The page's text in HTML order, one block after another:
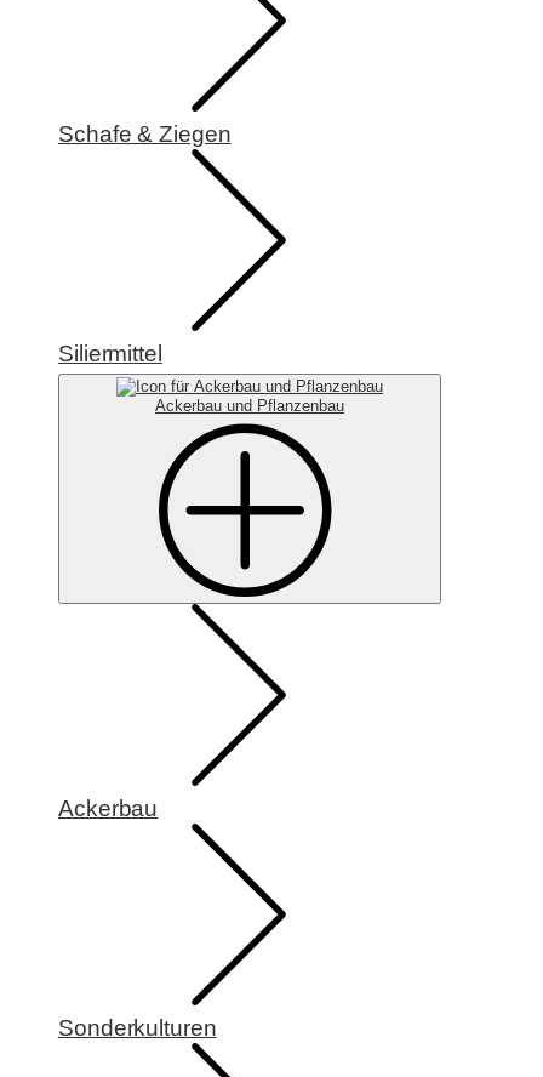
Schafe & Ziegen
Siliermittel
Ackerbau und Pflanzenbau
Ackerbau
Sonderkulturen